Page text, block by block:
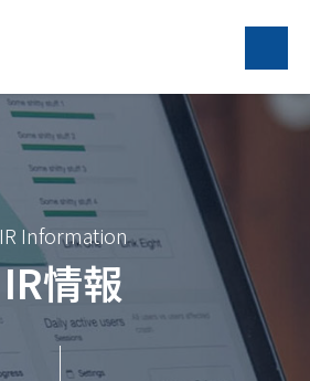
IR Information
IR情報